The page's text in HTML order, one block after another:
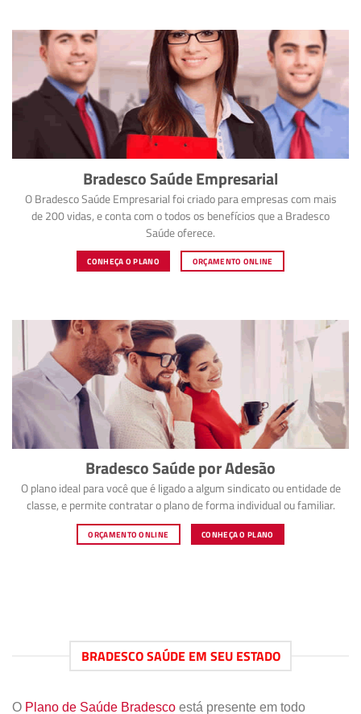
Bradesco Saúde Empresarial
O Bradesco Saúde Empresarial foi criado para empresas com mais
de 200 vidas, e conta com o todos os benefícios que a Bradesco
Saúde oferece.
CONHEÇA O PLANO ORÇAMENTO ONLINE
Bradesco Saúde por Adesão
O plano ideal para você que é ligado a algum sindicato ou entidade de
classe, e permite contratar o plano de forma individual ou familiar.
ORÇAMENTO ONLINE CONHEÇA O PLANO
BRADESCO SAÚDE EM SEU ESTADO
O Plano de Saúde Bradesco está presente em todo